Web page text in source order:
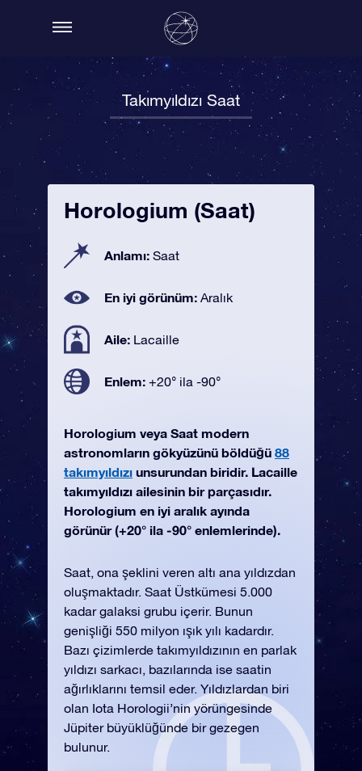
Takımyıldızı Saat
Horologium (Saat)
Anlamı: Saat
En iyi görünüm: Aralık
Aile: Lacaille
Enlem: +20° ila -90°
Horologium veya Saat modern
astronomların gökyüzünü böldüğü 88
takımyıldızı unsurundan biridir. Lacaille
takımyıldızı ailesinin bir parçasıdır.
Horologium en iyi aralık ayında
görünür (+20° ila -90° enlemlerinde).
Saat, ona şeklini veren altı ana yıldızdan
oluşmaktadır. Saat Üstkümesi 5.000
kadar galaksi grubu içerir. Bunun
genişliği 550 milyon ışık yılı kadardır.
Bazı çizimlerde takımyıldızının en parlak
yıldızı sarkacı, bazılarında ise saatin
ağırlıklarını temsil eder. Yıldızlardan biri
olan Iota Horologii’nin yörüngesinde
Jüpiter büyüklüğünde bir gezegen
bulunur.